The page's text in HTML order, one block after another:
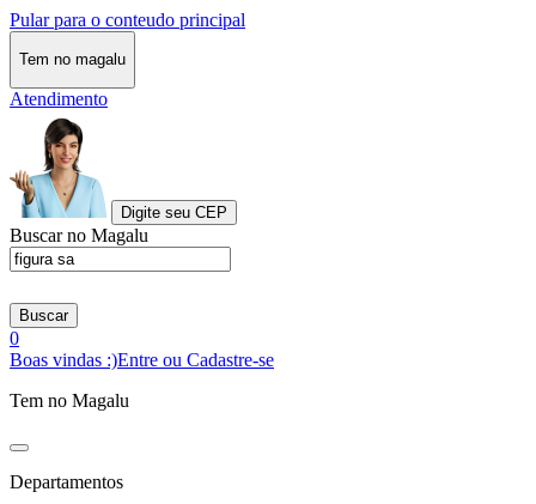
Pular para o conteudo principal
Tem no magalu
Atendimento
Digite seu CEP
Buscar no Magalu
Buscar
0
Boas vindas :)Entre ou Cadastre-se
Tem no Magalu
Departamentos